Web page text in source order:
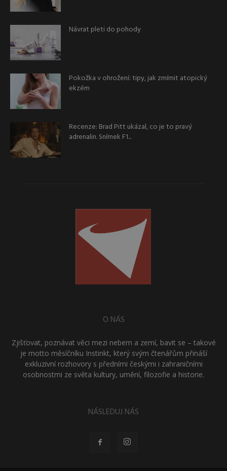
Návrat pleti do pohody
Pokožka v ohrožení: tipy, jak zmírnit atopický
ekzém
Recenze: Brad Pitt ukázal, co je to pravý
adrenalin. Snímek F1...
O NÁS
Zjišťovat, poznávat věci mezi nebem a zemí, bavit se – takové
je motto měsíčníku Instinkt, který svým čtenářům přináší
exkluzivní rozhovory s předními českými i zahraničními
osobnostmi ze světa kultury, umění, filozofie a historie.
NÁSLEDUJ NÁS